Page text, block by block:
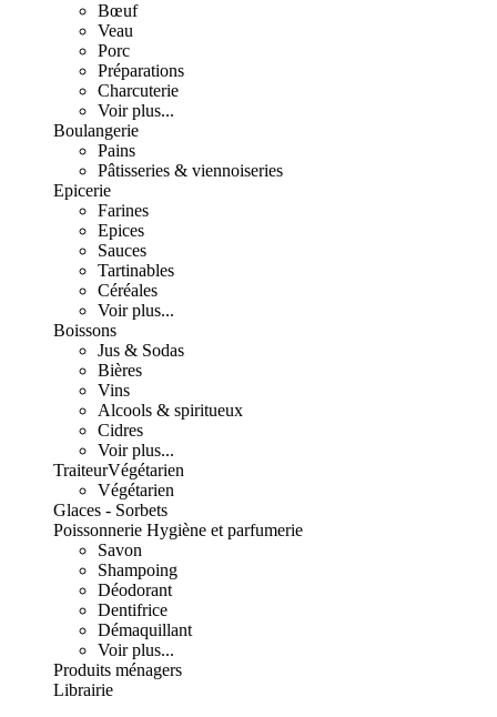
Bœuf
Veau
Porc
Préparations
Charcuterie
Voir plus...
Boulangerie
Pains
Pâtisseries & viennoiseries
Epicerie
Farines
Epices
Sauces
Tartinables
Céréales
Voir plus...
Boissons
Jus & Sodas
Bières
Vins
Alcools & spiritueux
Cidres
Voir plus...
TraiteurVégétarien
Végétarien
Glaces - Sorbets
Poissonnerie Hygiène et parfumerie
Savon
Shampoing
Déodorant
Dentifrice
Démaquillant
Voir plus...
Produits ménagers
Librairie